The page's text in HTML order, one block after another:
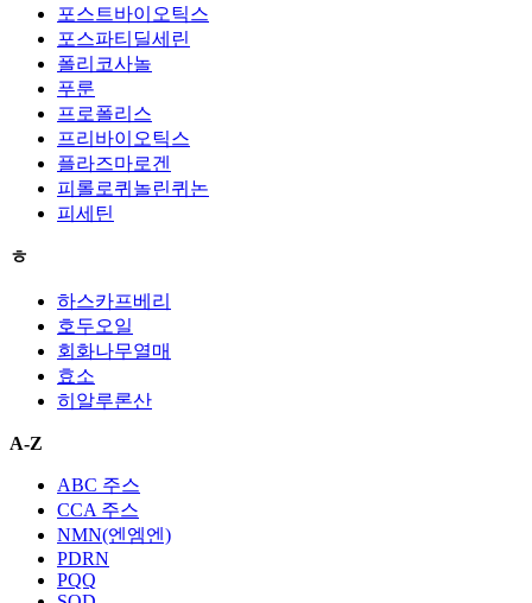
포스트바이오틱스
포스파티딜세린
폴리코사놀
푸룬
프로폴리스
프리바이오틱스
플라즈마로겐
피롤로퀴놀린퀴논
피세틴
ㅎ
하스카프베리
호두오일
회화나무열매
효소
히알루론산
A-Z
ABC 주스
CCA 주스
NMN(엔엠엔)
PDRN
PQQ